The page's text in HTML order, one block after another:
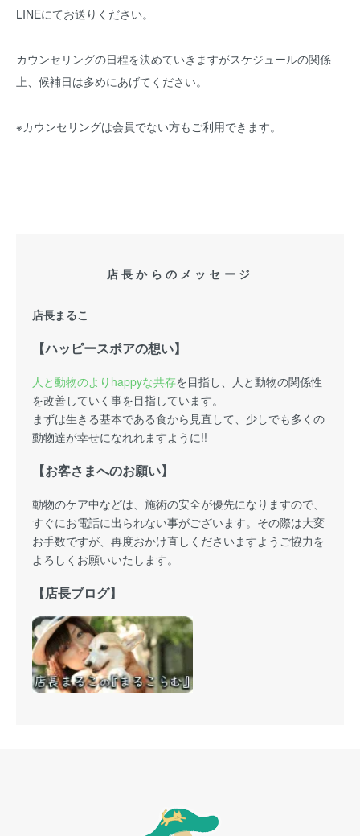
LINEにてお送りください。
カウンセリングの日程を決めていきますがスケジュールの関係
上、候補日は多めにあげてください。
※カウンセリングは会員でない方もご利用できます。
店長からのメッセージ
店長まるこ
【ハッピースポアの想い】
人と動物のよりhappyな共存を目指し、人と動物の関係性
を改善していく事を目指しています。
まずは生きる基本である食から見直して、少しでも多くの
動物達が幸せになれれますように!!
【お客さまへのお願い】
動物のケア中などは、施術の安全が優先になりますので、
すぐにお電話に出られない事がございます。その際は大変
お手数ですが、再度おかけ直しくださいますようご協力を
よろしくお願いいたします。
【店長ブログ】